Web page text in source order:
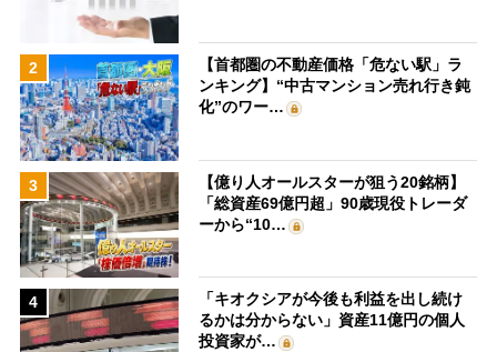
2
【首都圏の不動産価格「危ない駅」ラ
ンキング】“中古マンション売れ行き鈍
化”のワー…
3
【億り人オールスターが狙う20銘柄】
「総資産69億円超」90歳現役トレーダ
ーから“10…
4
「キオクシアが今後も利益を出し続け
るかは分からない」資産11億円の個人
投資家が…